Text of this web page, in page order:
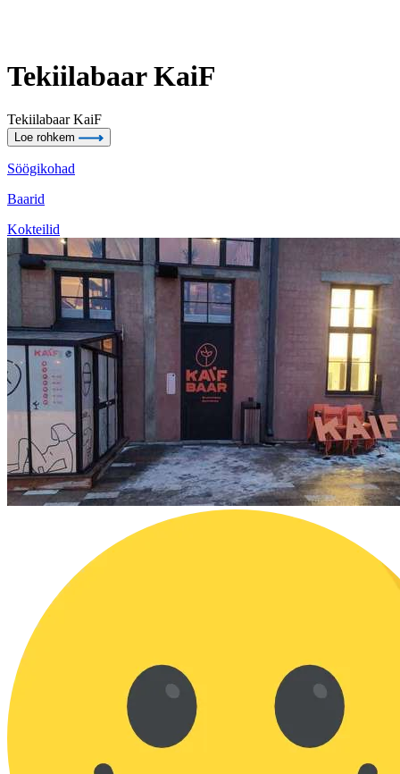
Tekiilabaar KaiF
Tekiilabaar KaiF
Loe rohkem
Söögikohad
Baarid
Kokteilid